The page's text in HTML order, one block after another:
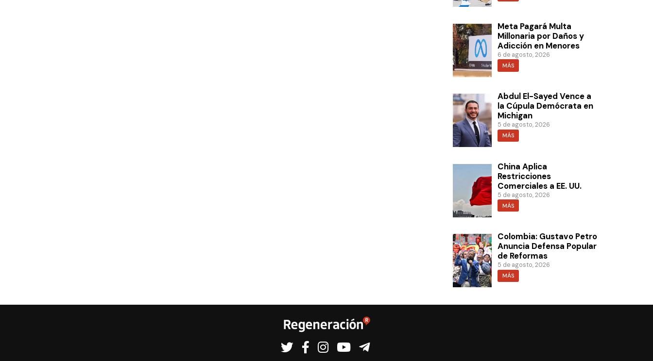
Meta Pagará Multa
Millonaria por Daños y
Adicción en Menores
6 de agosto, 2026
MÁS
Abdul El-Sayed Vence a
la Cúpula Demócrata en
Michigan
5 de agosto, 2026
MÁS
China Aplica
Restricciones
Comerciales a EE. UU.
5 de agosto, 2026
MÁS
Colombia: Gustavo Petro
Anuncia Defensa Popular
de Reformas
5 de agosto, 2026
MÁS